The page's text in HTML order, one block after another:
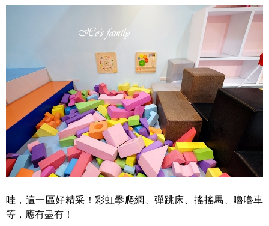
哇，這一區好精采！彩虹攀爬網、彈跳床、搖搖馬、嚕嚕車
等，應有盡有！